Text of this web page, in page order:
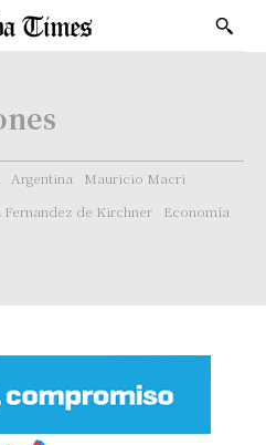
Argentina
Mauricio Macri
Fernandez de Kirchner
Economía